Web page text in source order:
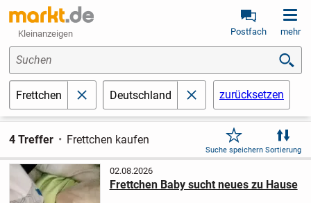
Kleinanzeigen Postfach mehr
Suchen
Frettchen schließenDeutschland schließenzurücksetzen
4 Treffer Frettchen kaufen
Suche speichern Sortierung
02.08.2026
Frettchen Baby sucht neues zu Hause